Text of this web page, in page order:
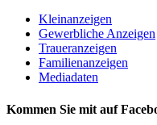
Kleinanzeigen
Gewerbliche Anzeigen
Traueranzeigen
Familienanzeigen
Mediadaten
Kommen Sie mit auf